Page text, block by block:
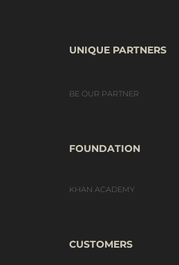
UNIQUE PARTNERS
BE OUR PARTNER
FOUNDATION
KHAN ACADEMY
CUSTOMERS